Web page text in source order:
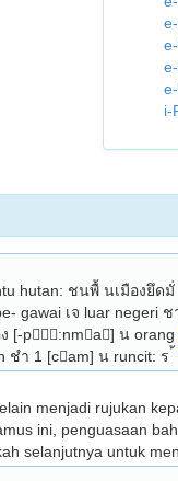
i-
hutan: ชนพื้ นเมืองยึด
gawai เจ luar
[-p:nma] น orang
ชำ 1 [cam] น runcit: ร
menjadi rujukan
ini, penguasaan
selanjutnya untuk